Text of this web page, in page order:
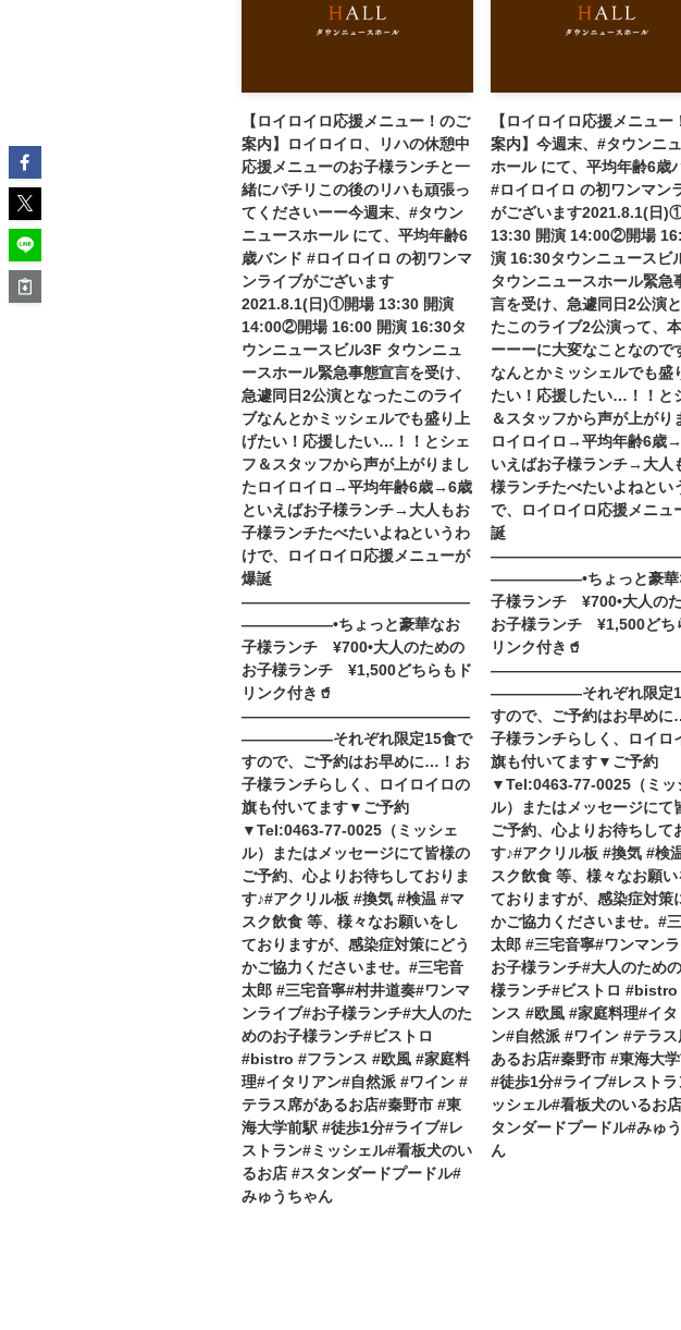
【ロイロイロ応援メニュー！のご
案内】ロイロイロ、リハの休憩中
応援メニューのお子様ランチと一
緒にパチリこの後のリハも頑張っ
てくださいーー今週末、#タウン
ニュースホール にて、平均年齢6
歳バンド #ロイロイロ の初ワンマ
ンライブがございます
2021.8.1(日)①開場 13:30 開演
14:00②開場 16:00 開演 16:30タ
ウンニュースビル3F タウンニュ
ースホール緊急事態宣言を受け、
急遽同日2公演となったこのライ
ブなんとかミッシェルでも盛り上
げたい！応援したい…！！とシェ
フ＆スタッフから声が上がりまし
たロイロイロ→平均年齢6歳→6歳
といえばお子様ランチ→大人もお
子様ランチたべたいよね︎というわ
けで、ロイロイロ応援メニューが
爆誕
———————————————
——————•ちょっと豪華なお
子様ランチ ¥700•大人のための
お子様ランチ ¥1,500どちらもド
リンク付き🥤
———————————————
——————それぞれ限定15食で
すので、ご予約はお早めに…！お
子様ランチらしく、ロイロイロの
旗も付いてます▼ご予約
▼Tel:0463-77-0025（ミッシェ
ル）またはメッセージにて皆様の
ご予約、心よりお待ちしておりま
す♪#アクリル板 #換気 #検温 #マ
スク飲食 等、様々なお願いをし
ておりますが、感染症対策にどう
かご協力くださいませ。#三宅音
太郎 #三宅音寧#村井道奏#ワンマ
ンライブ#お子様ランチ#大人のた
めのお子様ランチ#ビストロ
#bistro #フランス #欧風 #家庭料
理#イタリアン#自然派 #ワイン #
テラス席があるお店#秦野市 #東
海大学前駅 #徒歩1分#ライブ#レ
ストラン#ミッシェル#看板犬のい
るお店 #スタンダードプードル#
みゅうちゃん
【ロイロイロ応援メニュー
案内】今週末、#タウンニ
ホール にて、平均年齢6歳
#ロイロイロ の初ワンマン
がございます2021.8.1(日
13:30 開演 14:00②開場
演 16:30タウンニュースビ
タウンニュースホール緊急
言を受け、急遽同日2公演
たこのライブ2公演って、
ーーーに大変なことなの
なんとかミッシェルでも盛
たい！応援したい…！！と
＆スタッフから声が上がり
ロイロイロ→平均年齢6歳
いえばお子様ランチ→大人
様ランチたべたいよね︎とい
で、ロイロイロ応援メニュ
誕
——————•ちょっと豪華
子様ランチ ¥700•大人の
お子様ランチ ¥1,500どち
リンク付き🥤
——————それぞれ限定
すので、ご予約はお早め
子様ランチらしく、ロイロ
旗も付いてます▼ご予約
▼Tel:0463-77-0025（ミッ
ル）またはメッセージにて
ご予約、心よりお待ちして
す♪#アクリル板 #換気 #検
スク飲食 等、様々なお願い
ておりますが、感染症対策
かご協力くださいませ。#
太郎 #三宅音寧#ワンマン
お子様ランチ#大人のため
様ランチ#ビストロ #bistro
ンス #欧風 #家庭料理#イ
ン#自然派 #ワイン #テラ
あるお店#秦野市 #東海大
#徒歩1分#ライブ#レストラ
ッシェル#看板犬のいるお
タンダードプードル#みゅ
ん